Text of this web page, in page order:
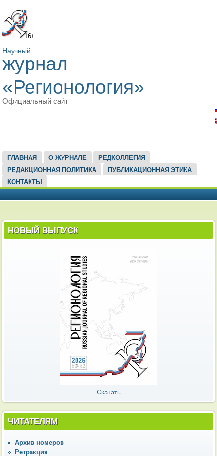
16+
Научный
журнал
«Регионология»
Официальный сайт
ГЛАВНОЕ МЕНЮ
ГЛАВНАЯ О ЖУРНАЛЕ
РЕДКОЛЛЕГИЯ
РЕДАКЦИОННАЯ ПОЛИТИКА
ПУБЛИКАЦИОННАЯ ЭТИКА
КОНТАКТЫ
НОВЫЙ ВЫПУСК
Скачать
ЧИТАТЕЛЯМ
Архив номеров
Ретракция